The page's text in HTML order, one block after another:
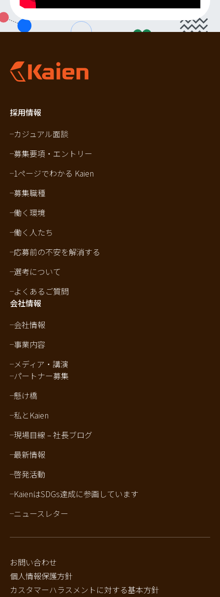
採用情報
カジュアル面談
募集要項・エントリー
1ページでわかる Kaien
募集職種
働く環境
働く人たち
応募前の不安を解消する
選考について
よくあるご質問
会社情報
会社情報
事業内容
メディア・講演
パートナー募集
懸け橋
私とKaien
現場目線 – 社長ブログ
最新情報
啓発活動
KaienはSDGs達成に参画しています
ニュースレター
お問い合わせ
個人情報保護方針
カスタマーハラスメントに対する基本方針